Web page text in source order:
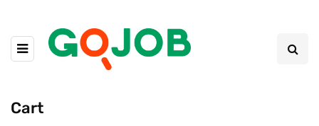
Cart